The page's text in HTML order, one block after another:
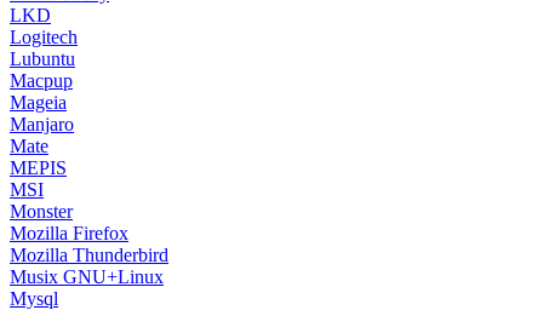
LKD
Logitech
Lubuntu
Macpup
Mageia
Manjaro
Mate
MEPIS
MSI
Monster
Mozilla Firefox
Mozilla Thunderbird
Musix GNU+Linux
Mysql